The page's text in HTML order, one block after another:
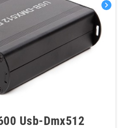
chevron_right
Usb-Dmx512